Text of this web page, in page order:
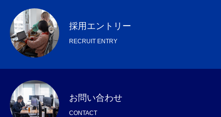
プライバシーポリシー
採用エントリー
RECRUIT ENTRY
お問い合わせ
CONTACT